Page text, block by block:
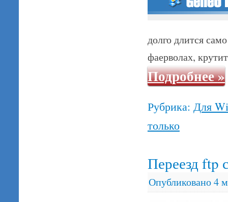
долго длится
фаерволах,
Подробнее»
Рубрика: Для
только
Переезд ftp
Опубликовано4